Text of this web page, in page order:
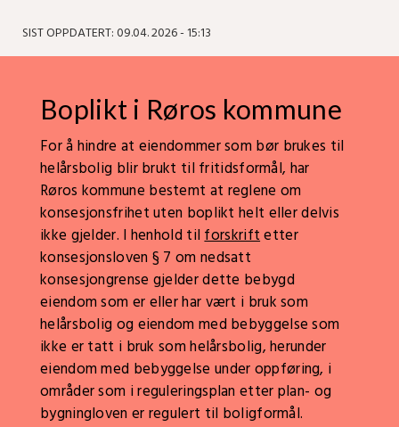
SIST OPPDATERT: 09.04. 2026 - 15:13
Boplikt i Røros kommune
For å hindre at eiendommer som bør brukes til
helårsbolig blir brukt til fritidsformål, har
Røros kommune bestemt at reglene om
konsesjonsfrihet uten boplikt helt eller delvis
ikke gjelder. I henhold tilforskriftetter
konsesjonsloven § 7 om nedsatt
konsesjongrense gjelder dette bebygd
eiendom som er eller har vært i bruk som
helårsbolig og eiendom med bebyggelse som
ikke er tatt i bruk som helårsbolig, herunder
eiendom med bebyggelse under oppføring, i
områder som i reguleringsplan etter plan- og
bygningloven er regulert til boligformål.